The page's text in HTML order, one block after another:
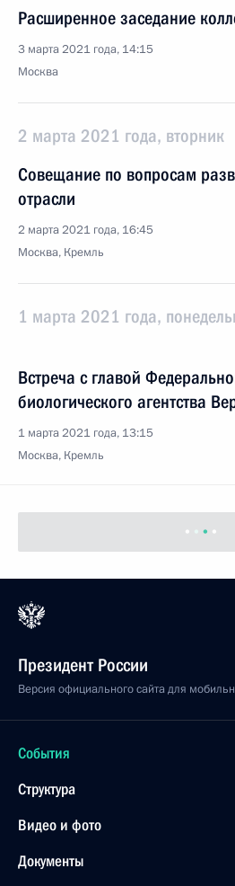
Расширенное заседание
3 марта 2021 года, 14:15
Москва
2 марта 2021 года, вторник
Совещание по вопросам
отрасли
2 марта 2021 года, 16:45
Москва, Кремль
1 марта 2021 года,
Встреча с главой
биологического агентства
1 марта 2021 года, 13:15
Москва, Кремль
Президент России
Версия официального сайта для
События
Структура
Видео и фото
Документы